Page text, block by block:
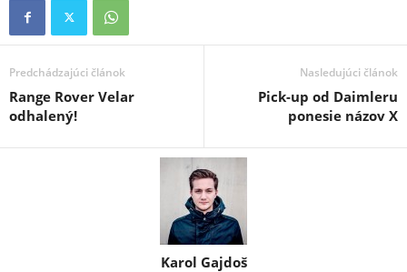
Predchádzajúci článok
Range Rover Velar
odhalený!
Nasledujúci článok
Pick-up od Daimleru
ponesie názov X
Karol Gajdoš